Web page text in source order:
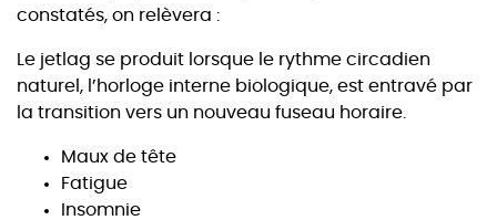
constatés, on relèvera :
Le jetlag se produit lorsque le rythme circadien
naturel, l’horloge interne biologique, est entravé par
la transition vers un nouveau fuseau horaire.
Maux de tête
Fatigue
Insomnie